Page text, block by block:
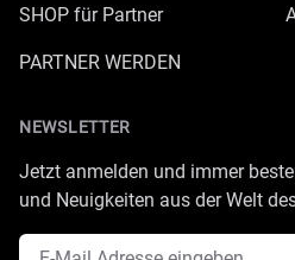
SHOP für Partner
PARTNER WERDEN
NEWSLETTER
Jetzt anmelden und immer
und Neuigkeiten aus der Welt
E-Mail Adresse